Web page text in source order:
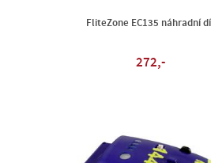
FliteZone EC135 náhradní
272,-